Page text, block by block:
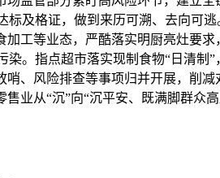
及格证，做到来历可溯、去向可
工等业态，严酷落实明厨亮灶要
。指点超市落实现制食物“日清
、风险排查等事项归并开展，削
业从“沉”向“沉平安、既满脚群众